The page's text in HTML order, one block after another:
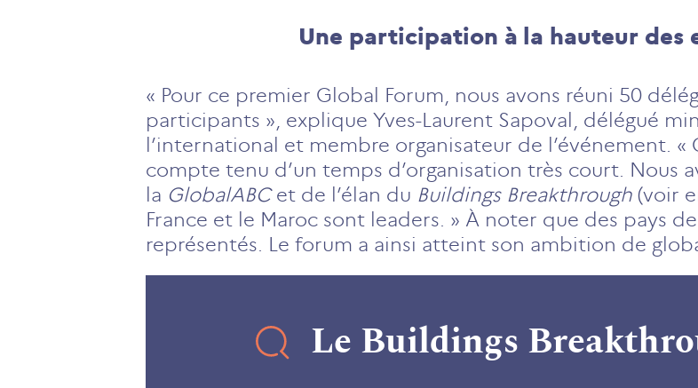
Une participation à la hauteur des
« Pour ce premier Global Forum, nous avons réuni 50
participants », explique Yves-Laurent Sapoval, délégué
l’international et membre organisateur de l’événement.
compte tenu d’un temps d’organisation très court. Nous
la GlobalABCet de l’élan du Buildings Breakthrough (voir
France et le Maroc sont leaders. » À noter que des pays
représentés. Le forum a ainsi atteint son ambition de
Le Buildings